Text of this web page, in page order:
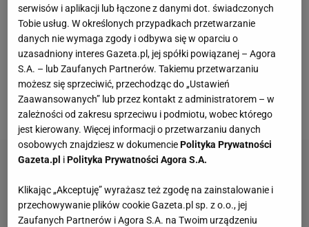
powinien pozostać przestrzenią wolną od
politycznych nacisków. Organizacja zaznaczyła, że
w obliczu rosnącej liczby konfliktów zbrojnych i coraz
większej niestabilności na świecie chce chronić
globalny charaktersportui fundamentalne prawa
sportowców.
serwisów i aplikacji lub łączone z danymi dot. świadczonych
Tobie usług. W określonych przypadkach przetwarzanie
danych nie wymaga zgody i odbywa się w oparciu o
uzasadniony interes Gazeta.pl, jej spółki powiązanej – Agora
S.A. – lub Zaufanych Partnerów. Takiemu przetwarzaniu
możesz się sprzeciwić, przechodząc do „Ustawień
Zaawansowanych” lub przez kontakt z administratorem – w
zależności od zakresu sprzeciwu i podmiotu, wobec którego
jest kierowany. Więcej informacji o przetwarzaniu danych
osobowych znajdziesz w dokumenciePolityka Prywatności
Gazeta.pl iPolityka Prywatności Agora S.A.
Klikając „Akceptuję” wyrażasz też zgodę na zainstalowanie i
przechowywanie plików cookie Gazeta.pl sp. z o.o., jej
Zaufanych Partnerów i Agora S.A. na Twoim urządzeniu